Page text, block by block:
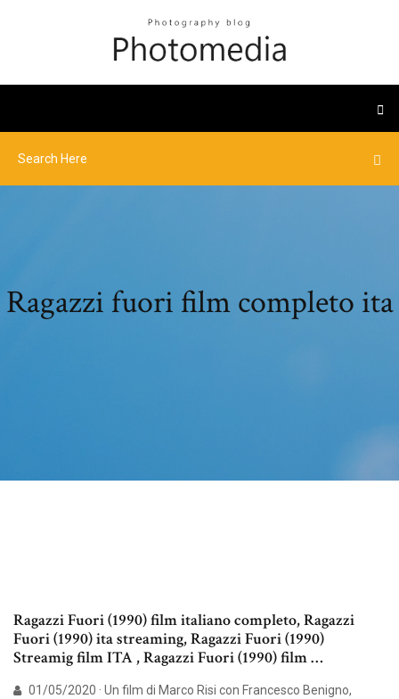
Ragazzi fuori film completo ita
Ragazzi Fuori (1990) film italiano completo, Ragazzi
Fuori (1990) ita streaming, Ragazzi Fuori (1990)
Streamig film ITA , Ragazzi Fuori (1990) film …
01/05/2020 · Un film di Marco Risi con Francesco Benigno,